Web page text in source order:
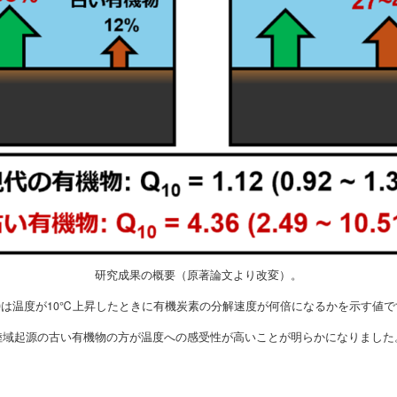
研究成果の概要（原著論文より改変）。
温度が10℃上昇したときに有機炭素の分解速度が何倍になるかを示す値
域起源の古い有機物の方が温度への感受性が高いことが明らかになりました